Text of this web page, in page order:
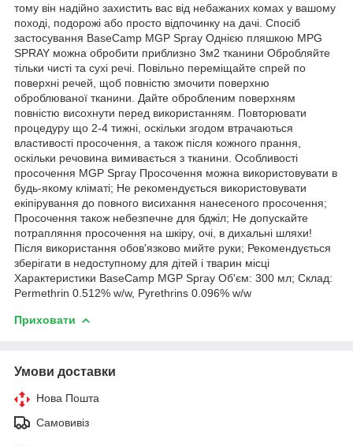
тому він надійно захистить вас від небажаних комах у вашому
поході, подорожі або просто відпочинку на дачі. Спосіб
застосування BaseCamp MGP Spray Однією пляшкою MPG
SPRAY можна обробити приблизно 3м2 тканини Обробляйте
тільки чисті та сухі речі. Повільно переміщайте спрей по
поверхні речей, щоб повністю змочити поверхню
оброблюваної тканини. Дайте обробленим поверхням
повністю висохнути перед використанням. Повторювати
процедуру що 2-4 тижні, оскільки згодом втрачаються
властивості просочення, а також після кожного прання,
оскільки речовина вимивається з тканини. Особливості
просочення MGP Spray Просочення можна використовувати в
будь-якому кліматі; Не рекомендується використовувати
екіпірування до повного висихання нанесеного просочення;
Просочення також небезпечне для бджіл; Не допускайте
потрапляння просочення на шкіру, очі, в дихальні шляхи!
Після використання обов'язково мийте руки; Рекомендується
зберігати в недоступному для дітей і тварин місці
Характеристики BaseCamp MGP Spray Об'єм: 300 мл; Склад:
Permethrin 0.512% w/w, Pyrethrins 0.096% w/w
Приховати
Умови доставки
Нова Пошта
Самовивіз